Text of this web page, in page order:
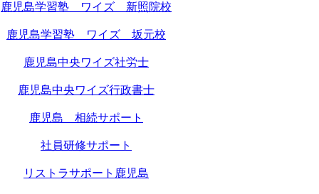
鹿児島学習塾 ワイズ 新照院校
鹿児島学習塾 ワイズ 坂元校
鹿児島中央ワイズ社労士
鹿児島中央ワイズ行政書士
鹿児島 相続サポート
社員研修サポート
リストラサポート鹿児島